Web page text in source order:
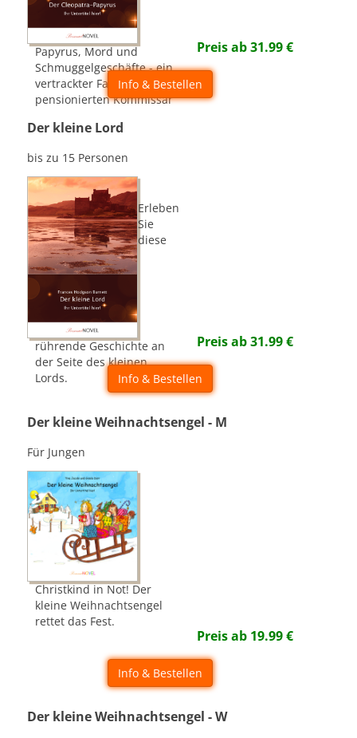
Papyrus, Mord und
Schmuggelgeschäfte - ein
vertrackter Fall für den
pensionierten Kommissar
Preis ab31.99€
Info & Bestellen
Der kleine Lord
bis zu 15 Personen
Erleben
Sie
diese
rührende Geschichte an
der Seite des kleinen
Lords.
Preis ab31.99€
Info & Bestellen
Der kleine Weihnachtsengel - M
Für Jungen
Christkind in Not! Der
kleine Weihnachtsengel
rettet das Fest.
Preis ab 19.99€
Info & Bestellen
Der kleine Weihnachtsengel - W